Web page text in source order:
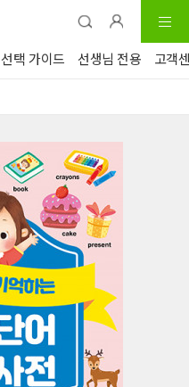
선택 가이드 선생님 전용 고객